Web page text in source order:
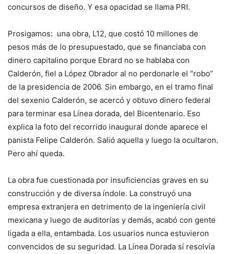
concursos de diseño. Y esa opacidad se llama PRI.
Prosigamos: una obra, L12, que costó 10 millones de
pesos más de lo presupuestado, que se financiaba con
dinero capitalino porque Ebrard no se hablaba con
Calderón, fiel a López Obrador al no perdonarle el “robo”
de la presidencia de 2006. Sin embargo, en el tramo final
del sexenio Calderón, se acercó y obtuvo dinero federal
para terminar esa Línea dorada, del Bicentenario. Eso
explica la foto del recorrido inaugural donde aparece el
panista Felipe Calderón. Salió aquella y luego la ocultaron.
Pero ahí queda.
La obra fue cuestionada por insuficiencias graves en su
construcción y de diversa índole. La construyó una
empresa extranjera en detrimento de la ingeniería civil
mexicana y luego de auditorías y demás, acabó con gente
ligada a ella, entambada. Los usuarios nunca estuvieron
convencidos de su seguridad. La Línea Dorada sí resolvía